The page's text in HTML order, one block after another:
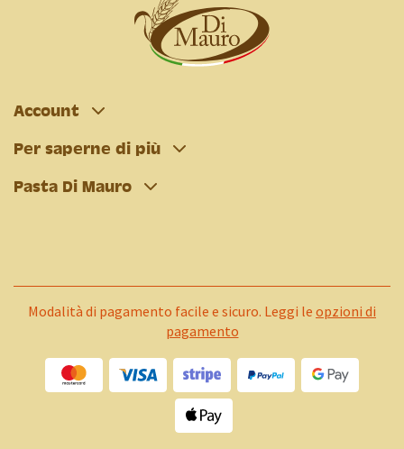
Account
Per saperne di più
Pasta Di Mauro
Modalità di pagamento facile e sicuro. Leggi le opzioni di
pagamento